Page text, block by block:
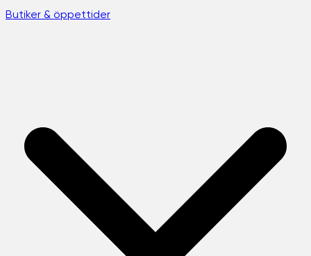
Butiker & öppettider